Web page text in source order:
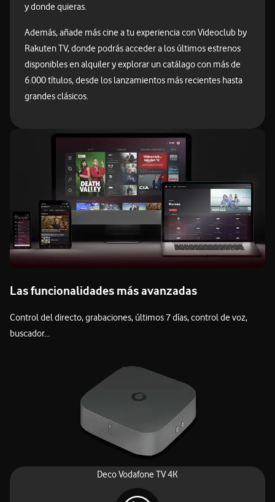
y donde quieras.
Además, añade más cine a tu experiencia con Videoclub by
Rakuten TV, donde podrás acceder a los últimos estrenos
disponibles en alquiler y explorar un catálago con más de
6.000 títulos, desde los lanzamientos más recientes hasta
grandes clásicos.
Las funcionalidades más avanzadas
Control del directo, grabaciones, últimos 7 días, control de voz,
buscador...
Deco Vodafone TV 4K
grabaciones, últimos 7 días o bajo demanda. ¡Tú mandas!